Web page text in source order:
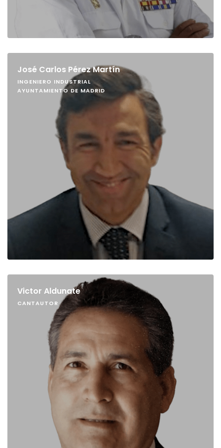
José Carlos Pérez Martín
INGENIERO INDUSTRIAL
AYUNTAMIENTO DE MADRID
Victor Aldunate
CANTAUTOR